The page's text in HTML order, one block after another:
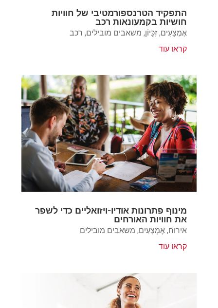
התפקיד הטרנספורמטיבי של חוויות
חושיות בקמעונאות רכב
אֶמְצָעִים, זִכָּיוֹן, משאבים מובילים, רכב
קראו עוד
מינוף פתרונות אודיו-ויזואליים כדי לשפר
את חוויות האורחים
אירוח, אֶמְצָעִים, משאבים מובילים
קראו עוד